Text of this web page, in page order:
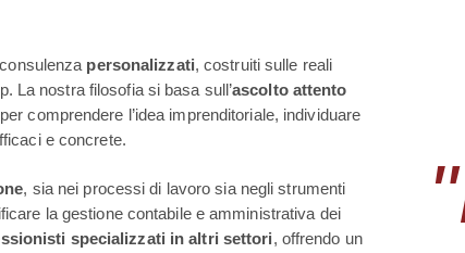
personalizzati, costruiti sulle reali
La nostra filosofia si basa sull’ascolto attento
comprendere l’idea imprenditoriale, individuare
e concrete.
, sia nei processi di lavoro sia negli strumenti
la gestione contabile e amministrativa dei
specializzati in altri settori, offrendo un